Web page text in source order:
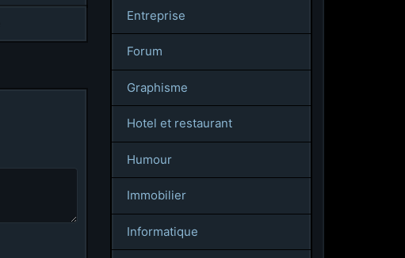
Entreprise
Forum
Graphisme
Hotel et restaurant
Humour
Immobilier
Informatique